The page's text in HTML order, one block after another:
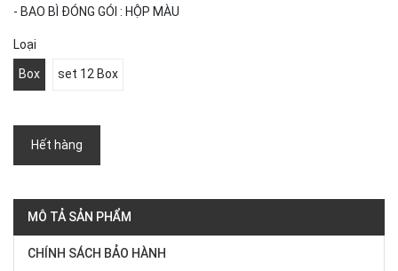
- BAO BÌ ĐÓNG GÓI : HỘP MÀU
Loại
Box set 12 Box
Hết hàng
MÔ TẢ SẢN PHẨM
CHÍNH SÁCH BẢO HÀNH